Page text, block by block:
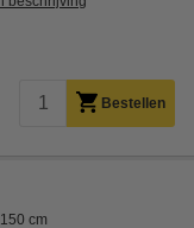
Bestellen
150 cm